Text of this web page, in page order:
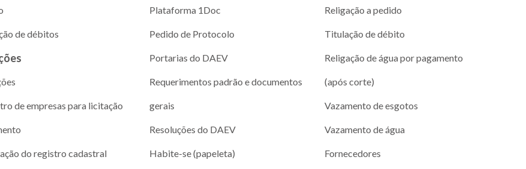
de débitos
de empresas para licitação
do registro cadastral
Plataforma 1Doc
Pedido de Protocolo
Portarias do DAEV
Requerimentos padrão e documentos
gerais
Resoluções do DAEV
Habite-se (papeleta)
Religação a pedido
Titulação de débito
Religação de água por pagamento
(após corte)
Vazamento de esgotos
Vazamento de água
Fornecedores